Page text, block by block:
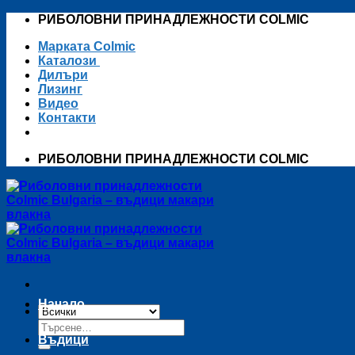
Skip
content
РИБОЛОВНИ ПРИНАДЛЕЖНОСТИ COLMIC
Марката Colmic
Каталози
Дилъри
Лизинг
Видео
Контакти
РИБОЛОВНИ ПРИНАДЛЕЖНОСТИ COLMIC
Търсене
за:
Начало
Въдици